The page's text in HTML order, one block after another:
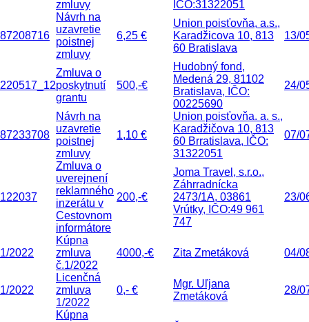
zmluvy IČO:31322051
87208716
Návrh na
uzavretie
poistnej
zmluvy
6,25 €
Union poisťovňa, a.s.,
Karadžicova 10, 813
60 Bratislava
13/
220517_12
Zmluva o
poskytnutí
grantu
500,-€
Hudobný fond,
Medená 29, 81102
Bratislava, IČO:
00225690
24/
87233708
Návrh na
uzavretie
poistnej
zmluvy
1,10 €
Union poisťovňa. a. s.,
Karadžičova 10, 813
60 Brratislava, IČO:
31322051
07/
122037
Zmluva o
uverejnení
reklamného
inzerátu v
Cestovnom
informátore
200,-€
Joma Travel, s.r.o.,
Záhrradnícka
2473/1A, 03861
Vrútky, IČO:49 961
747
23/
1/2022
Kúpna
zmluva
č.1/2022
4000,-€ Zita Zmetáková 04/
1/2022
Licenčná
zmluva
1/2022
0,- €
Mgr. Uľjana
Zmetáková
28/
Kúpna